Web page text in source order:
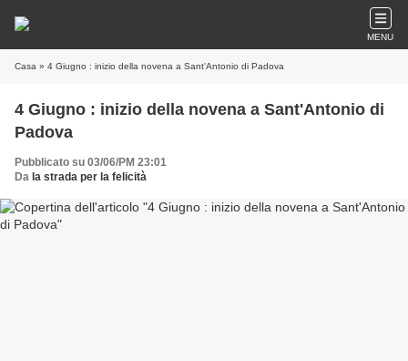
MENU
Casa » 4 Giugno : inizio della novena a Sant'Antonio di Padova
4 Giugno : inizio della novena a Sant'Antonio di
Padova
Pubblicato su 03/06/PM 23:01
Da la strada per la felicità